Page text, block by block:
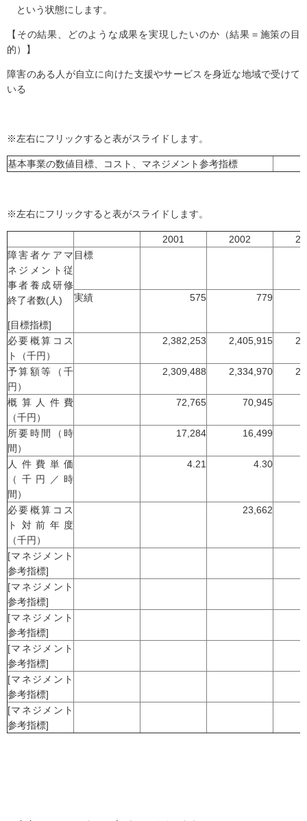
という状態にします。
【その結果、どのような成果を実現したいのか（結果＝施策の目
的）】
障害のある人が自立に向けた支援やサービスを身近な地域で受けて
いる
※左右にフリックすると表がスライドします。
基本事業の数値目標、コスト、マネジメント参考指標
※左右にフリックすると表がスライドします。
2001 2002
障害者ケアマ
ネジメント従
事者養成研修
終了者数(人)
[目標指標]
目標
実績 575 779
必要概算コス
ト（千円）
2,382,253 2,405,915
予算額等（千
円）
2,309,488 2,334,970
概算人件費
（千円）
72,765 70,945
所要時間（時
間）
17,284 16,499
人件費単価
（千円／時
間）
4.21 4.30
必要概算コス
ト対前年度
（千円）
23,662
[マネジメント
参考指標]
[マネジメント
参考指標]
[マネジメント
参考指標]
[マネジメント
参考指標]
[マネジメント
参考指標]
[マネジメント
参考指標]